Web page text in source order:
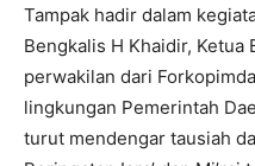
Tampak hadir dalam
Bengkalis H Khaidir, Ketua
perwakilan dari
lingkungan Pemerintah
turut mendengar tausiah